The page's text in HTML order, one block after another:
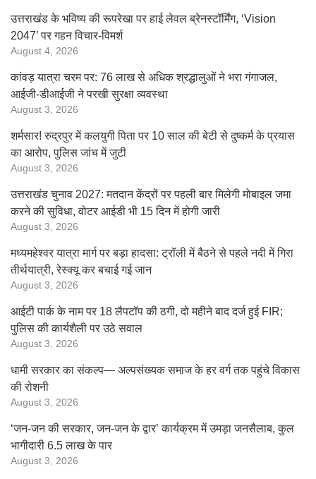
उत्तराखंड के भविष्य की रूपरेखा पर हाई लेवल ब्रेनस्टॉर्मिंग, ‘Vision
2047’ पर गहन विचार-विमर्श
August 4, 2026
कांवड़ यात्रा चरम पर: 76 लाख से अधिक श्रद्धालुओं ने भरा गंगाजल,
आईजी-डीआईजी ने परखी सुरक्षा व्यवस्था
August 3, 2026
शर्मसार! रुद्रपुर में कलयुगी पिता पर 10 साल की बेटी से दुष्कर्म के प्रयास
का आरोप, पुलिस जांच में जुटी
August 3, 2026
उत्तराखंड चुनाव 2027: मतदान केंद्रों पर पहली बार मिलेगी मोबाइल जमा
करने की सुविधा, वोटर आईडी भी 15 दिन में होगी जारी
August 3, 2026
मध्यमहेश्वर यात्रा मार्ग पर बड़ा हादसा: ट्रॉली में बैठने से पहले नदी में गिरा
तीर्थयात्री, रेस्क्यू कर बचाई गई जान
August 3, 2026
आईटी पार्क के नाम पर 18 लैपटॉप की ठगी, दो महीने बाद दर्ज हुई FIR;
पुलिस की कार्यशैली पर उठे सवाल
August 3, 2026
धामी सरकार का संकल्प— अल्पसंख्यक समाज के हर वर्ग तक पहुंचे विकास
की रोशनी
August 3, 2026
‘जन-जन की सरकार, जन-जन के द्वार’ कार्यक्रम में उमड़ा जनसैलाब, कुल
भागीदारी 6.5 लाख के पार
August 3, 2026